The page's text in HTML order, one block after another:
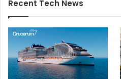
Recent Tech News